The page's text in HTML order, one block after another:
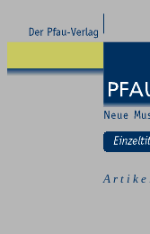
A r t i k e